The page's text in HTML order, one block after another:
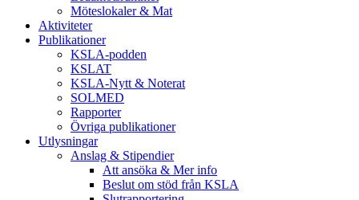
Möteslokaler & Mat
Aktiviteter
Publikationer
KSLA-podden
KSLAT
KSLA-Nytt & Noterat
SOLMED
Rapporter
Övriga publikationer
Utlysningar
Anslag & Stipendier
Att ansöka & Mer info
Beslut om stöd från KSLA